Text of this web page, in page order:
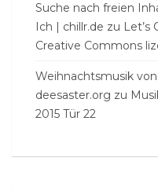
Suche nach freien
Ich | chillr.de zu Let’s
Creative Commons
Weihnachtsmusik
deesaster.org zu
2015 Tür 22